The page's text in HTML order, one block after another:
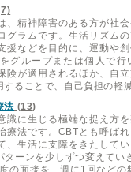
、精神障害のある方が社
グラムです。生活リズム
援などを目的に、運動や
グループまたは個人で行
険が適用されるほか、自
ることで、自己負担の軽
法 (13)
識に生じる極端な捉え方
療法です。CBTとも呼ば
、生活に支障をきたして
ターンを少しずつ変えてい
の面接を、週に1回などの